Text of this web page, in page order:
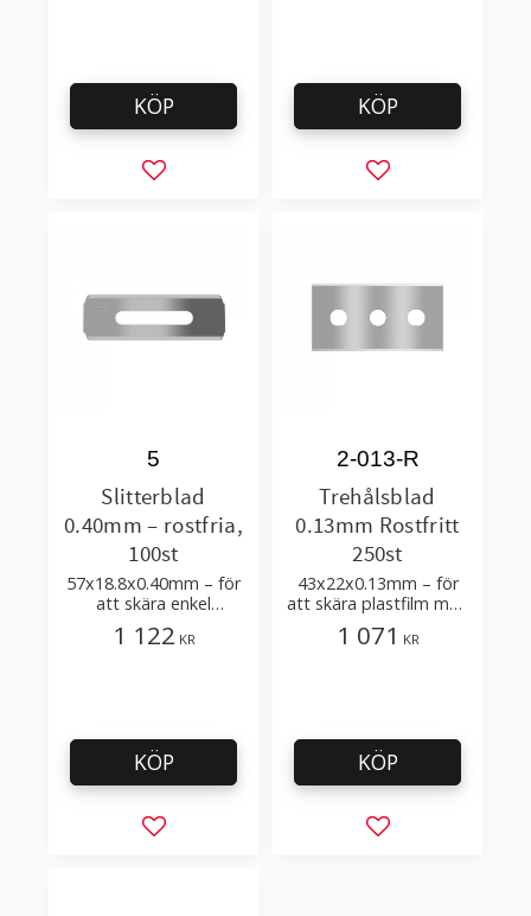
Lägg till i favoriter
KÖP
Lägg till i
KÖP
Slitterblad
0.40mm – rostfria,
100st
57x18.8x0.40mm – för
att skära enkel
plastfilm med få
tillsatser
5
1 122 KR
Lägg till i favoriter
KÖP
Trehålsblad
0.13mm Rostfritt
250st
43x22x0.13mm – för
att skära plastfilm med
få tillsatser
2-013-R
1 071 KR
Lägg till i
KÖP